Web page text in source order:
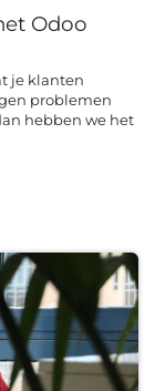
Odoo
je klanten
problemen
hebben we het